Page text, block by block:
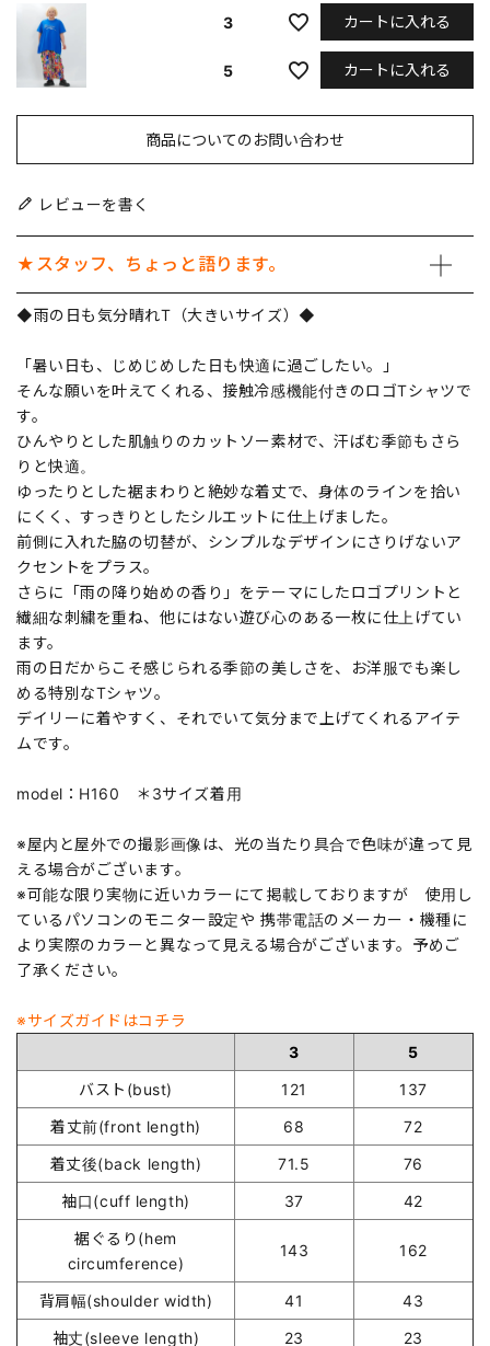
3 カートに入れる
5 カートに入れる
商品についてのお問い合わせ
レビューを書く
★スタッフ、ちょっと語ります。
◆雨の日も気分晴れT（大きいサイズ）◆
「暑い日も、じめじめした日も快適に過ごしたい。」
そんな願いを叶えてくれる、接触冷感機能付きのロゴTシャツで
す。
ひんやりとした肌触りのカットソー素材で、汗ばむ季節もさら
りと快適。
ゆったりとした裾まわりと絶妙な着丈で、身体のラインを拾い
にくく、すっきりとしたシルエットに仕上げました。
前側に入れた脇の切替が、シンプルなデザインにさりげないア
クセントをプラス。
さらに「雨の降り始めの香り」をテーマにしたロゴプリントと
繊細な刺繍を重ね、他にはない遊び心のある一枚に仕上げてい
ます。
雨の日だからこそ感じられる季節の美しさを、お洋服でも楽し
める特別なTシャツ。
デイリーに着やすく、それでいて気分まで上げてくれるアイテ
ムです。
model：H160 ＊3サイズ着用
※屋内と屋外での撮影画像は、光の当たり具合で色味が違って見
える場合がございます。
※可能な限り実物に近いカラーにて掲載しておりますが 使用し
ているパソコンのモニター設定や 携帯電話のメーカー・機種に
より実際のカラーと異なって見える場合がございます。予めご
了承ください。
※サイズガイドはコチラ
3
5
バスト(bust)
121
137
着丈前(front length)
68
72
着丈後(back length)
71.5
76
袖口(cuff length)
37
42
裾ぐるり(hem
circumference)
143 162
背肩幅(shoulder width) 41
43
袖丈(sleeve length)
23 23